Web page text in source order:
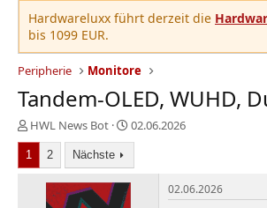
Hardwareluxx führt derzeit die
bis 1099 EUR.
Peripherie Monitore
Tandem-OLED, WUHD,
E
r
s
t
HWL News Bot
E
r
t
e
02.06.2026
1 2 Nächste
02.06.2026